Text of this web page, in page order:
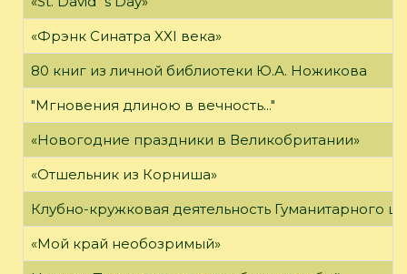
«Фрэнк Синатра XXI века»
80 книг из личной библиотеки Ю.А. Ножикова
"Мгновения длиною в вечность..."
«Новогодние праздники в Великобритании»
«Отшельник из Корниша»
Клубно-кружковая деятельность Гуманитарного
«Мой край необозримый»